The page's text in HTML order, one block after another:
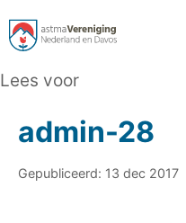
Lees voor
admin-28
Gepubliceerd: 13 dec 2017